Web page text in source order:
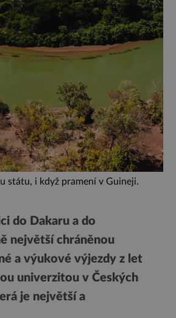
státu, i když pramení v Guineji.
do Dakaru a do
největší chráněnou
a výukové výjezdy z let
univerzitou v Českých
je největší a